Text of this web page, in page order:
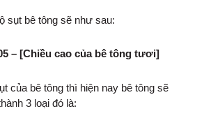
sụt bê tông sẽ như sau:
– [Chiều cao của bê tông tươi]
của bê tông thì hiện nay bê tông sẽ
3 loại đó là: